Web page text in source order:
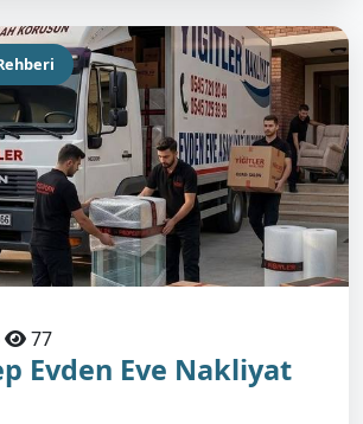
77
Evden Eve Nakliyat